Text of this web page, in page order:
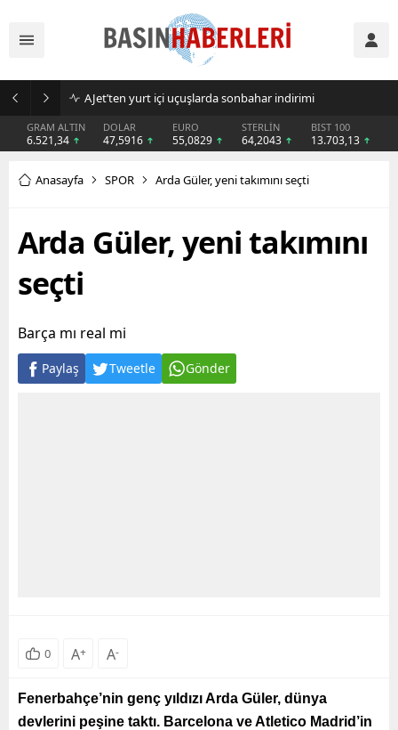
AJet’ten yurt içi uçuşlarda sonbahar indirimi
GRAM ALTIN
6.521,34
DOLAR
47,5916
EURO
55,0829
STERLİN
64,2043
BIST 100
13.703,13
Anasayfa SPOR Arda Güler, yeni takımını seçti
Arda Güler, yeni takımını
seçti
Barça mı real mi
Paylaş Tweetle Gönder
0 A+ A-
Fenerbahçe’nin genç yıldızı Arda Güler, dünya
devlerini peşine taktı. Barcelona ve Atletico Madrid’in